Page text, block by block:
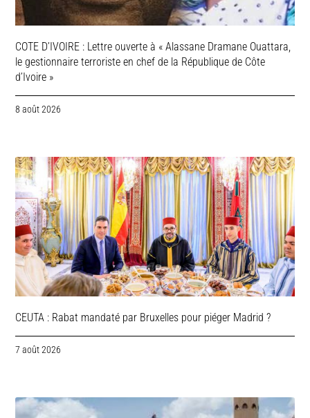
COTE D’IVOIRE : Lettre ouverte à « Alassane Dramane Ouattara,
le gestionnaire terroriste en chef de la République de Côte
d’Ivoire »
8 août 2026
CEUTA : Rabat mandaté par Bruxelles pour piéger Madrid ?
7 août 2026